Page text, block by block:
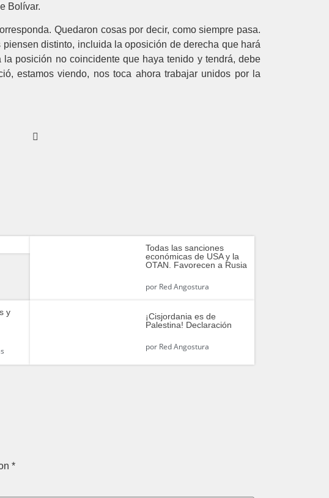
Bolívar.
Quedaron cosas por decir, como siempre pasa.
distinto, incluida la oposición de derecha que hará
posición no coincidente que haya tenido y tendrá, debe
estamos viendo, nos toca ahora trabajar unidos por la
Todas las sanciones
económicas de USA y la
OTAN. Favorecen a Rusia
porRed Angostura
y
¡Cisjordania es de
Palestina! Declaración
porRed Angostura
*